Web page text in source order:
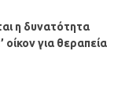
η δυνατότητα
για θεραπεία